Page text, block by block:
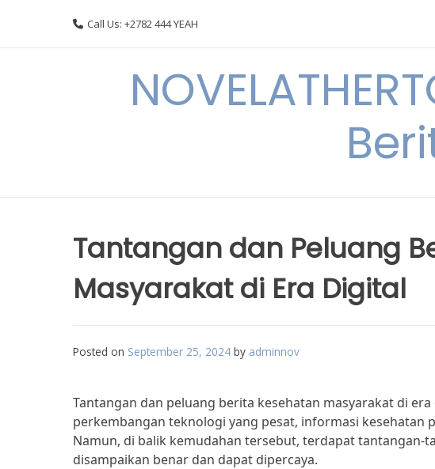
Call Us: +2782 444 YEAH
Tantangan dan Peluang
Masyarakat di Era Digital
Posted on September 25, 2024 by adminnov
Tantangan dan peluang berita kesehatan masyarakat di
perkembangan teknologi yang pesat, informasi kesehatan
Namun, di balik kemudahan tersebut, terdapat
disampaikan benar dan dapat dipercaya.